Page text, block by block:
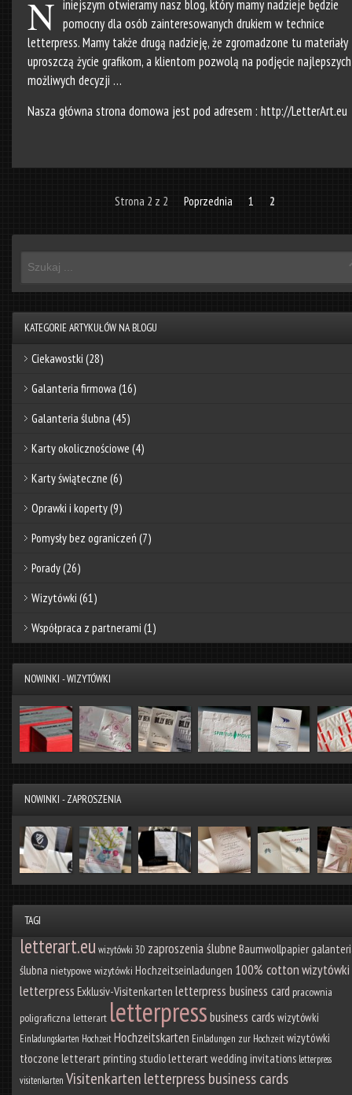
N iniejszym otwieramy nasz blog, który mamy nadzieje będzie
pomocny dla osób zainteresowanych drukiem w technice
letterpress. Mamy także drugą nadzieję, że zgromadzone tu materiały
uproszczą życie grafikom, a klientom pozwolą na podjęcie
możliwych decyzji …
Nasza główna strona domowa jest pod adresem : http://LetterArt.eu
Strona 2 z 2 Poprzednia 1 2
KATEGORIE ARTYKUŁÓW NA BLOGU
Ciekawostki (28)
Galanteria firmowa (16)
Galanteria ślubna (45)
Karty okolicznościowe (4)
Karty świąteczne (6)
Oprawki i koperty(9)
Pomysły bez ograniczeń (7)
Porady(26)
Wizytówki (61)
Współpraca z partnerami (1)
NOWINKI - WIZYTÓWKI
NOWINKI - ZAPROSZENIA
TAGI
letterart.euwizytówki 3D zaproszenia ślubne Baumwollpapier
ślubna nietypowe wizytówki Hochzeitseinladungen 100% cottonwizytówki
letterpress Exklusiv-Visitenkarten letterpress business card pracownia
poligraficzna letterart letterpressbusiness cards wizytówki
Einladungskarten HochzeitHochzeitskarten Einladungen zur Hochzeitwizytówki
tłoczone letterart printing studioletterart wedding invitations letterpress
visitenkarten Visitenkartenletterpress business cards